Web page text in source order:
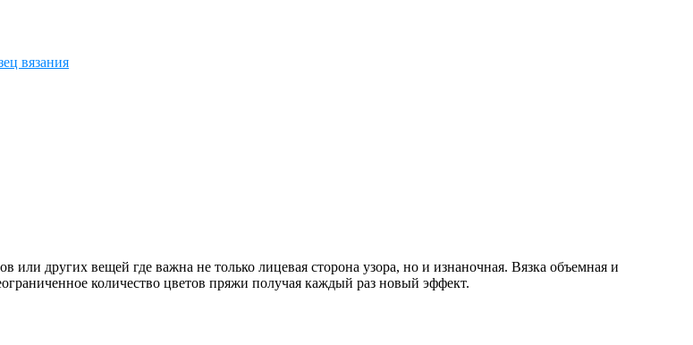
вязания
других вещей где важна не только лицевая сторона узора, но и изнаночная. Вязка объемная и
количество цветов пряжи получая каждый раз новый эффект.